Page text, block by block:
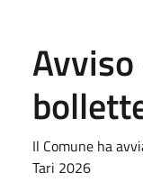
Il Comune ha
Tari 2026